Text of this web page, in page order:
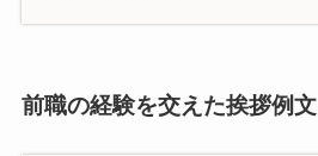
前職の経験を交えた挨拶例文